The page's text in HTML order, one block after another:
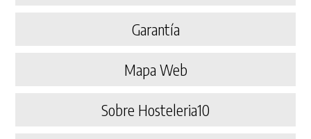
Garantía
Mapa Web
Sobre Hosteleria10